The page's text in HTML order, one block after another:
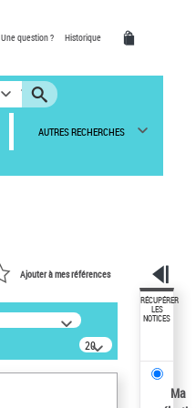
Une question ? Historique
AUTRES RECHERCHES
Ajouter à mes références
20
résultats/page
RÉCUPÉRER
LES
NOTICES
Ma